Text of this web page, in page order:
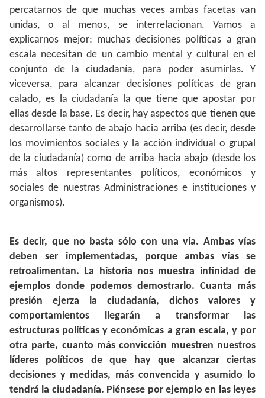
percatarnos de que muchas veces ambas facetas van
unidas, o al menos, se interrelacionan. Vamos a
explicarnos mejor: muchas decisiones políticas a gran
escala necesitan de un cambio mental y cultural en el
conjunto de la ciudadanía, para poder asumirlas. Y
viceversa, para alcanzar decisiones políticas de gran
calado, es la ciudadanía la que tiene que apostar por
ellas desde la base. Es decir, hay aspectos que tienen que
desarrollarse tanto de abajo hacia arriba (es decir, desde
los movimientos sociales y la acción individual o grupal
de la ciudadanía) como de arriba hacia abajo (desde los
más altos representantes políticos, económicos y
sociales de nuestras Administraciones e instituciones y
organismos).
Es decir, que no basta sólo con una vía. Ambas vías
deben ser implementadas, porque ambas vías se
retroalimentan. La historia nos muestra infinidad de
ejemplos donde podemos demostrarlo. Cuanta más
presión ejerza la ciudadanía, dichos valores y
comportamientos llegarán a transformar las
estructuras políticas y económicas a gran escala, y por
otra parte, cuanto más convicción muestren nuestros
líderes políticos de que hay que alcanzar ciertas
decisiones y medidas, más convencida y asumido lo
tendrá la ciudadanía. Piénsese por ejemplo en las leyes